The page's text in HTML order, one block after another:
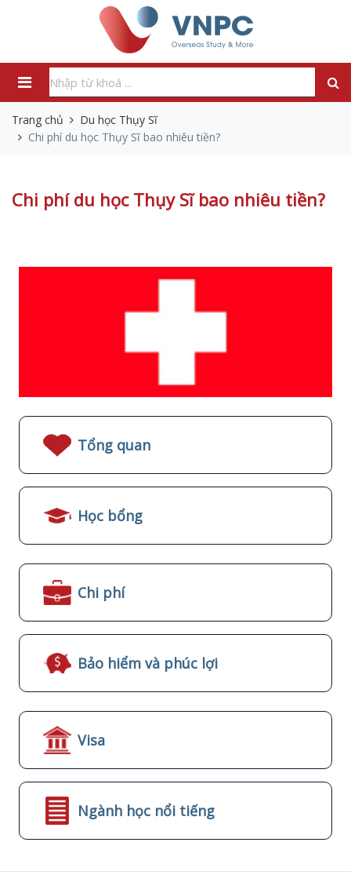
Trang chủ
Du học Thụy Sĩ
Chi phí du học Thụy Sĩ bao nhiêu tiền?
Chi phí du học Thụy Sĩ bao nhiêu tiền?
Tổng quan
Học bổng
Chi phí
Bảo hiểm và phúc lợi
Visa
Ngành học nổi tiếng